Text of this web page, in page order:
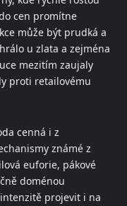
cen promítne
může být prudká a
u zlata a zejména
mezitím zaujaly
proti retailovému
cenná i z
známé z
euforie, pákové
doménou
projevit i na